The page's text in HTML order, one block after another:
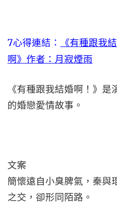
7心得連結：
《有種跟我
啊》作者：月寂煙雨
《有種跟我結婚啊！》
的婚戀愛情故事。
文案
簡懷遠自小臭脾氣，秦與
之交，卻形同陌路。